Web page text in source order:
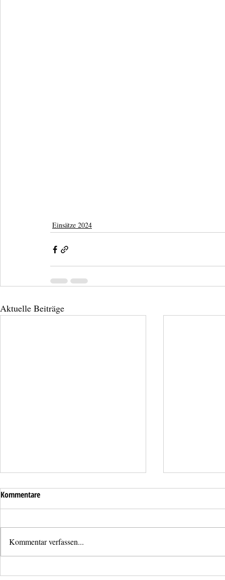
Einsätze 2024
Aktuelle Beiträge
Kommentare
Kommentar verfassen...